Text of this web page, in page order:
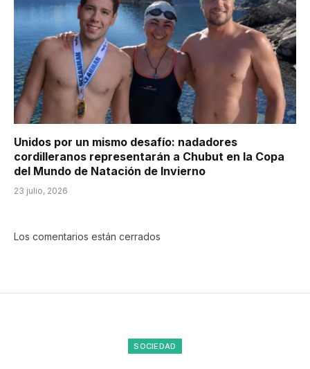
Unidos por un mismo desafío: nadadores
cordilleranos representarán a Chubut en la Copa
del Mundo de Natación de Invierno
23 julio, 2026
Los comentarios están cerrados
SOCIEDAD